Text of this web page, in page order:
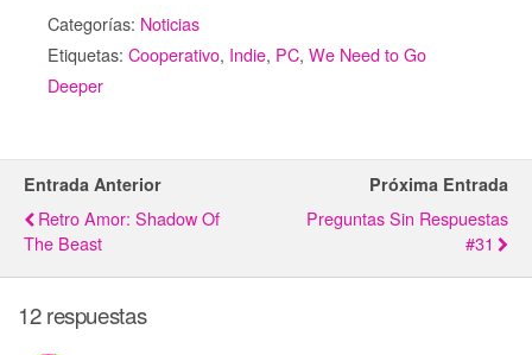
Categorías: Noticias
Etiquetas: Cooperativo, Indie, PC, We Need to Go
Deeper
Entrada Anterior
Retro Amor: Shadow Of
The Beast
Próxima Entrada
Preguntas Sin Respuestas
#31
12 respuestas